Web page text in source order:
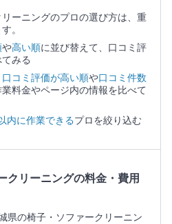
ーニングのプロの選び方は、重
。
や高い順に並び替えて、口コミ評
みる
口コミ評価が高い順や口コミ件数
料金やページ内の情報を比べて
内に作業できるプロを絞り込む
クリーニングの料金・費用
県の椅子・ソファークリーニン